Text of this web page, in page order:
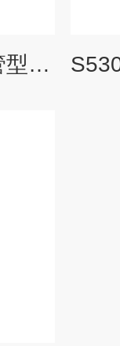
S490HVAC暖通用风管型pt100热电阻